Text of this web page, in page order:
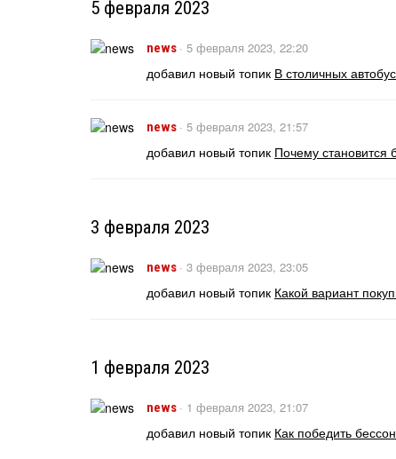
5 февраля 2023
news · 5 февраля 2023, 22:20
добавил новый топик В столичных
news · 5 февраля 2023, 21:57
добавил новый топик Почему становится
3 февраля 2023
news · 3 февраля 2023, 23:05
добавил новый топик Какой вариант
1 февраля 2023
news · 1 февраля 2023, 21:07
добавил новый топик Как победить